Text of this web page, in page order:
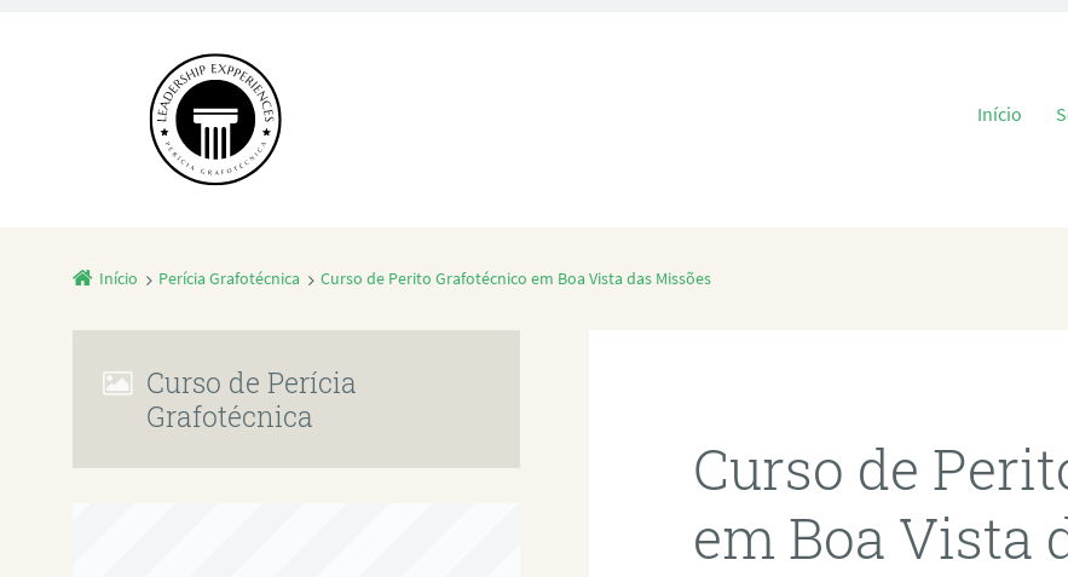
Pular para
Início
Início Perícia Grafotécnica Curso de Perito Grafotécnico em Boa Vista das Missões
Curso de
em Boa Vista
Curso de Perícia
Grafotécnica